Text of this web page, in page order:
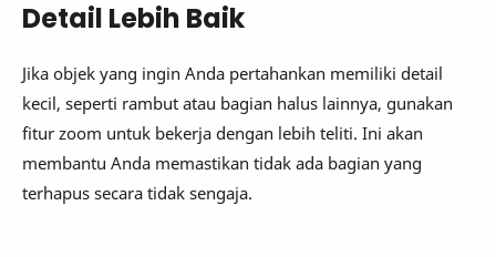
Detail Lebih Baik
Jika objek yang ingin Anda pertahankan memiliki detail
kecil, seperti rambut atau bagian halus lainnya, gunakan
fitur zoom untuk bekerja dengan lebih teliti. Ini akan
membantu Anda memastikan tidak ada bagian yang
terhapus secara tidak sengaja.